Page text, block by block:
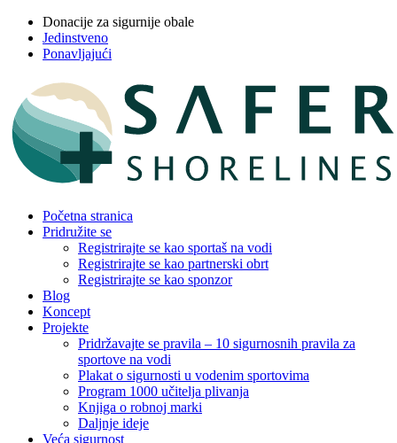
Donacije za sigurnije obale
Jedinstveno
Ponavljajući
Početna stranica
Pridružite se
Registrirajte se kao sportaš na vodi
Registrirajte se kao partnerski obrt
Registrirajte se kao sponzor
Blog
Koncept
Projekte
Pridržavajte se pravila – 10 sigurnosnih pravila za
sportove na vodi
Plakat o sigurnosti u vodenim sportovima
Program 1000 učitelja plivanja
Knjiga o robnoj marki
Daljnje ideje
Veća sigurnost